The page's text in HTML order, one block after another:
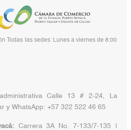
Todas las sedes: Lunes a viernes de 8:00
Calle 13 # 2-24, La
y WhatsApp: +57 322 522 46 65
Carrera 3A No. 7-133/7-135 |